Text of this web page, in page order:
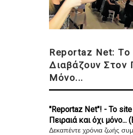
Reportaz Net:
Διαβάζουν Στον
Μόνο...
"Reportaz Net"! - Το
Πειραιά και όχι
Δεκαπέντε χρόνια ζωής